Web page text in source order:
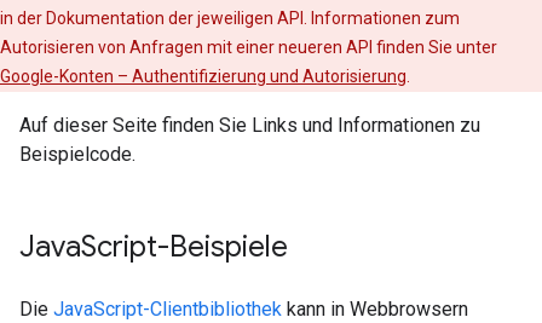
in der Dokumentation der jeweiligen API. Informationen zum
Autorisieren von Anfragen mit einer neueren API finden Sie unter
Google-Konten – Authentifizierung und Autorisierung
Auf dieser Seite finden Sie Links und Informationen zu
Beispielcode.
JavaScript-Beispiele
Die JavaScript-Clientbibliothek kann in Webbrowsern